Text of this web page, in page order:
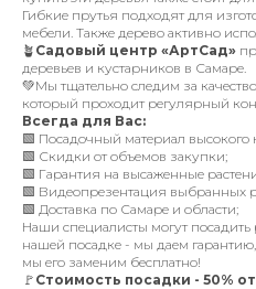
Гибкие прутья подходят для
мебели. Также дерево активно
🪴 Садовый центр «АртСад»
деревьев и кустарников в Самаре.
💚Мы тщательно следим за
который проходит регулярный
Всегда для Вас:
🟩 Посадочный материал высокого
🟩 Скидки от объемов закупки;
🟩 Гарантия на высаженные
🟩 Видеопрезентация выбранных
🟩 Доставка по Самаре и области;
Наши специалисты могут посадить
нашей посадке - мы даем
мы его заменим бесплатно!
🚩 Стоимость посадки - 50%